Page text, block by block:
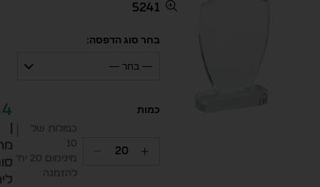
5241
בחר סוג הדפסה:
— בחר —
כפולות של
10
מינימום 20 יח׳
להזמנה